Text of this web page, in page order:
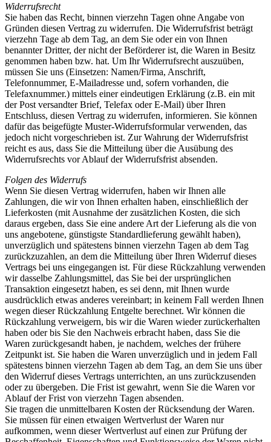
Widerrufsrecht
Sie haben das Recht, binnen vierzehn Tagen ohne Angabe von
Gründen diesen Vertrag zu widerrufen. Die Widerrufsfrist beträgt
vierzehn Tage ab dem Tag, an dem Sie oder ein von Ihnen
benannter Dritter, der nicht der Beförderer ist, die Waren in Besitz
genommen haben bzw. hat. Um Ihr Widerrufsrecht auszuüben,
müssen Sie uns (Einsetzen: Namen/Firma, Anschrift,
Telefonnummer, E-Mailadresse und, sofern vorhanden, die
Telefaxnummer.) mittels einer eindeutigen Erklärung (z.B. ein mit
der Post versandter Brief, Telefax oder E-Mail) über Ihren
Entschluss, diesen Vertrag zu widerrufen, informieren. Sie können
dafür das beigefügte Muster-Widerrufsformular verwenden, das
jedoch nicht vorgeschrieben ist. Zur Wahrung der Widerrufsfrist
reicht es aus, dass Sie die Mitteilung über die Ausübung des
Widerrufsrechts vor Ablauf der Widerrufsfrist absenden.
Folgen des Widerrufs
Wenn Sie diesen Vertrag widerrufen, haben wir Ihnen alle
Zahlungen, die wir von Ihnen erhalten haben, einschließlich der
Lieferkosten (mit Ausnahme der zusätzlichen Kosten, die sich
daraus ergeben, dass Sie eine andere Art der Lieferung als die von
uns angebotene, günstigste Standardlieferung gewählt haben),
unverzüglich und spätestens binnen vierzehn Tagen ab dem Tag
zurückzuzahlen, an dem die Mitteilung über Ihren Widerruf dieses
Vertrags bei uns eingegangen ist. Für diese Rückzahlung verwenden
wir dasselbe Zahlungsmittel, das Sie bei der ursprünglichen
Transaktion eingesetzt haben, es sei denn, mit Ihnen wurde
ausdrücklich etwas anderes vereinbart; in keinem Fall werden Ihnen
wegen dieser Rückzahlung Entgelte berechnet. Wir können die
Rückzahlung verweigern, bis wir die Waren wieder zurückerhalten
haben oder bis Sie den Nachweis erbracht haben, dass Sie die
Waren zurückgesandt haben, je nachdem, welches der frühere
Zeitpunkt ist. Sie haben die Waren unverzüglich und in jedem Fall
spätestens binnen vierzehn Tagen ab dem Tag, an dem Sie uns über
den Widerruf dieses Vertrags unterrichten, an uns zurückzusenden
oder zu übergeben. Die Frist ist gewahrt, wenn Sie die Waren vor
Ablauf der Frist von vierzehn Tagen absenden.
Sie tragen die unmittelbaren Kosten der Rücksendung der Waren.
Sie müssen für einen etwaigen Wertverlust der Waren nur
aufkommen, wenn dieser Wertverlust auf einen zur Prüfung der